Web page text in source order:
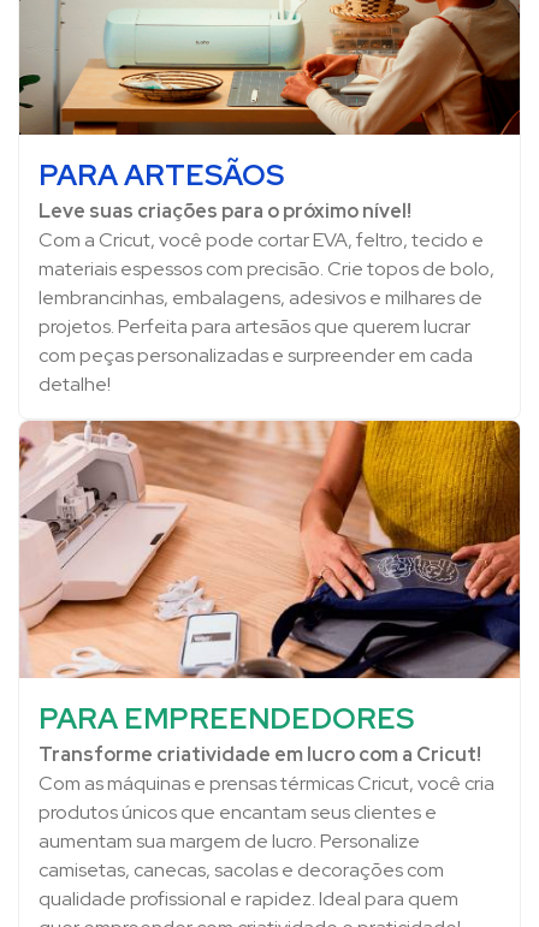
PARA ARTESÃOS
Leve suas criações para o próximo nível!
Com a Cricut, você pode cortar EVA, feltro, tecido e
materiais espessos com precisão. Crie topos de bolo,
lembrancinhas, embalagens, adesivos e milhares de
projetos. Perfeita para artesãos que querem lucrar
com peças personalizadas e surpreender em cada
detalhe!
PARA EMPREENDEDORES
Transforme criatividade em lucro com a Cricut!
Com as máquinas e prensas térmicas Cricut, você cria
produtos únicos que encantam seus clientes e
aumentam sua margem de lucro. Personalize
camisetas, canecas, sacolas e decorações com
qualidade profissional e rapidez. Ideal para quem